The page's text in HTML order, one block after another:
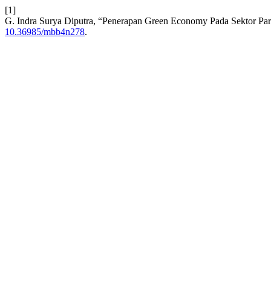
[1]
G. Indra Surya Diputra, “Penerapan Green Economy Pada Sektor
10.36985/mbb4n278.